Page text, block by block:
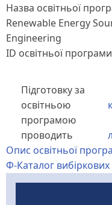
Назва освітньої
Renewable Energy
Engineering
ID освітньої
Підготовку за
освітньою
програмою
проводить
Опис освітньої
Ф-Каталог